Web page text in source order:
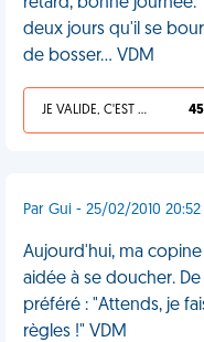
deux jours qu'il se
de bosser... VDM
JE VALIDE, C'EST UNE VDM 45
Par Gui - 25/02/2010 20:52
Aujourd'hui, ma copine
aidée à se doucher.
préféré : "Attends, je
règles !" VDM